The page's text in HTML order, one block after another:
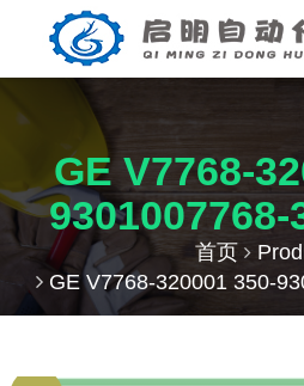
GE V7768-
9301007768-
首页
GE V7768-320001 350-